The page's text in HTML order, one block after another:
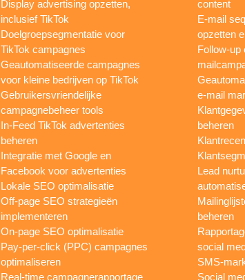
Display advertising opzetten,
inclusief TikTok
Doelgroepsegmentatie voor
TikTok campagnes
Geautomatiseerde campagnes
voor kleine bedrijven op TikTok
Gebruikersvriendelijke
campagnebeheer tools
In-Feed TikTok advertenties
beheren
Integratie met Google en
Facebook voor advertenties
Lokale SEO optimalisatie
Off-page SEO strategieën
implementeren
On-page SEO optimalisatie
Pay-per-click (PPC) campagnes
optimaliseren
Real-time campagnerapportage
content
E-mail
opzetten
Follow-up
e-mail
beheren
Lead
beheren
social
SMS-
Social